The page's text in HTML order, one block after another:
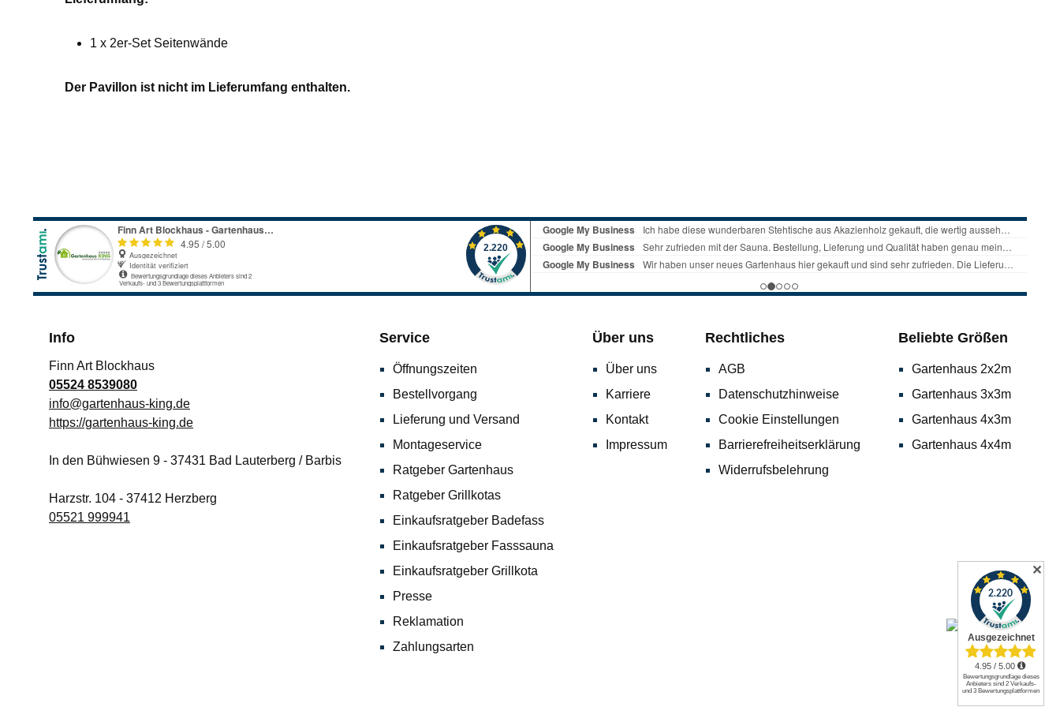
1 x 2er-Set Seitenwände
Der Pavillon ist nicht im Lieferumfang enthalten.
Info
Finn Art Blockhaus
05524 8539080
info@gartenhaus-king.de
https://gartenhaus-king.de
In den Bühwiesen 9 - 37431 Bad Lauterberg / Barbis
Harzstr. 104 - 37412 Herzberg
05521 999941
Service
Öffnungszeiten
Bestellvorgang
Lieferung und Versand
Montageservice
Ratgeber Gartenhaus
Ratgeber Grillkotas
Einkaufsratgeber Badefass
Einkaufsratgeber Fasssauna
Einkaufsratgeber Grillkota
Presse
Reklamation
Zahlungsarten
Über uns
Über uns
Karriere
Kontakt
Impressum
Rechtliches
AGB
Datenschutzhinweise
Cookie Einstellungen
Barrierefreiheitserklärung
Widerrufsbelehrung
Beliebte Größen
Gartenhaus 2x2m
Gartenhaus 3x3m
Gartenhaus 4x3m
Gartenhaus 4x4m
✕